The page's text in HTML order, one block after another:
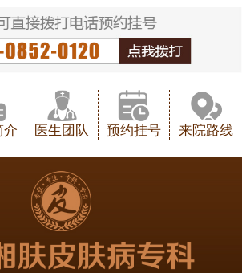
介 医生团队 预约挂号 来院路线